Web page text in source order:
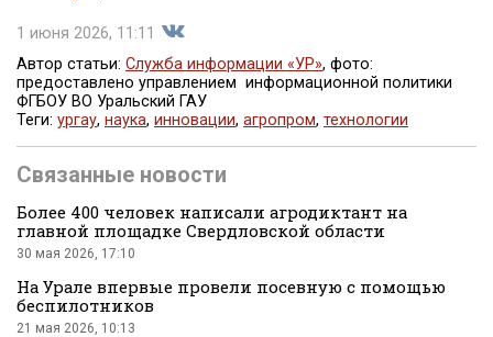
1 июня 2026, 11:11
Поделиться
Автор статьи: Служба информации «УР», фото:
предоставлено управлением информационной политики
ФГБОУ ВО Уральский ГАУ
Теги: ургау, наука, инновации, агропром, технологии
Связанные новости
Более 400 человек написали агродиктант на
главной площадке Свердловской области
30 мая 2026, 17:10
На Урале впервые провели посевную с помощью
беспилотников
21 мая 2026, 10:13